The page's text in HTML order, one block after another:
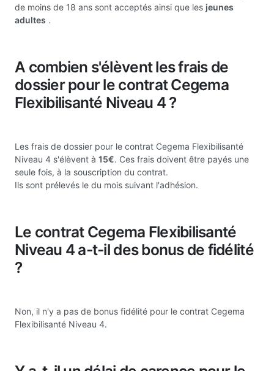
de moins de 18 ans sont acceptés ainsi que les jeunes
adultes .
A combien s'élèvent les frais de
dossier pour le contrat Cegema
Flexibilisanté Niveau 4 ?
Les frais de dossier pour le contrat Cegema Flexibilisanté
Niveau 4 s'élèvent à 15€. Ces frais doivent être payés une
seule fois, à la souscription du contrat.
Ils sont prélevés le du mois suivant l'adhésion.
Le contrat Cegema Flexibilisanté
Niveau 4 a-t-il des bonus de fidélité
?
Non, il n'y a pas de bonus fidélité pour le contrat Cegema
Flexibilisanté Niveau 4.